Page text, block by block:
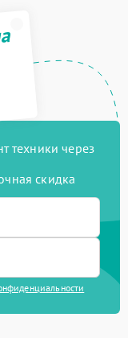
техники через
скидка